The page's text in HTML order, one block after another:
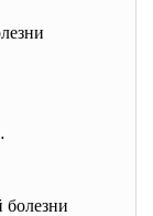
болезни